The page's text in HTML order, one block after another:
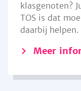
klasgenoten?
TOS is dat
daarbij helpen.
Meer